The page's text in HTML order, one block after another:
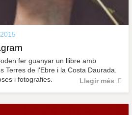
fer guanyar un llibre amb
Terres de l'Ebre i la Costa Daurada.
i fotografies.
Llegir més